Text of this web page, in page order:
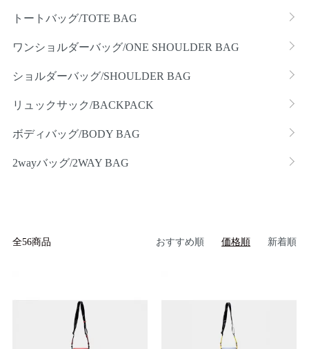
トートバッグ/TOTE BAG
ワンショルダーバッグ/ONE SHOULDER BAG
ショルダーバッグ/SHOULDER BAG
リュックサック/BACKPACK
ボディバッグ/BODY BAG
2wayバッグ/2WAY BAG
全56商品 おすすめ順 価格順 新着順